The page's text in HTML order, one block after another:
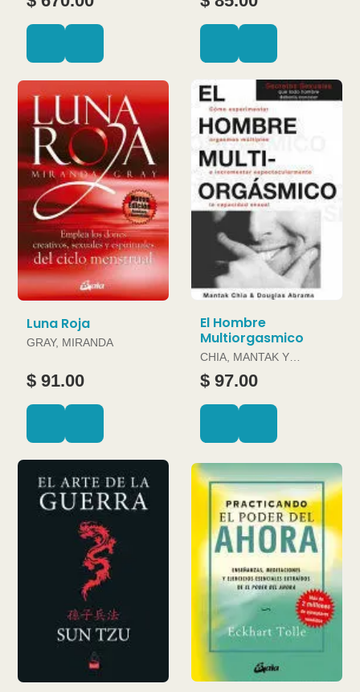
Luna Roja
GRAY, MIRANDA
$ 91.00
El Hombre
Multiorgasmico
CHIA, MANTAK Y
DOUGLAS ABRAMS
$ 97.00